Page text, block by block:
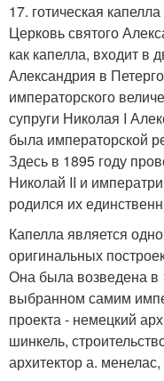
17. готическая
Церковь святого
как капелла, входит в
Александрия в
императорского
супруги Николая I
была императорской
Здесь в 1895 году
Николай II и
родился их
Капелла является
оригинальных
Она была возведена в
выбранном самим
проекта - немецкий
шинкель,
архитектор а.